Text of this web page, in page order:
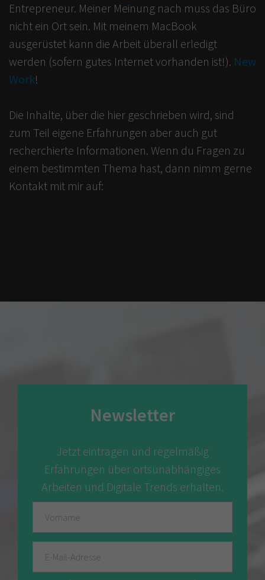
Entrepreneur. Meiner Meinung nach muss das Büro
nicht ein Ort sein. Mit meinem MacBook
ausgerüstet kann die Arbeit überall erledigt
werden (sofern gutes Internet vorhanden ist!). New
Work!
Die Inhalte, über die hier geschrieben wird, sind
zum Teil eigene Erfahrungen aber auch gut
recherchierte Informationen. Wenn du Fragen zu
einem bestimmten Thema hast, dann nimm gerne
Kontakt mit mir auf:
Newsletter
Jetzt eintragen und regelmäßig
Erfahrungen über ortsunabhängiges
Arbeiten und Digitale Trends erhalten.